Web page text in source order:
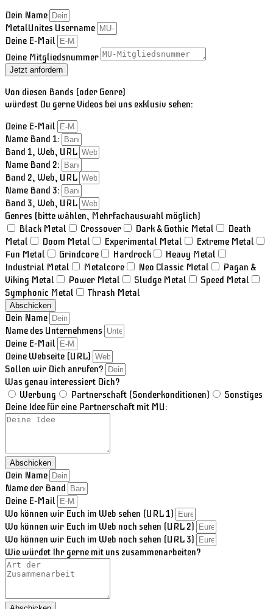
Dein Name
MetalUnites Username
Deine E-Mail
Deine Mitgliedsnummer
Jetzt anfordern
Von diesen Bands (oder Genre)
würdest Du gerne Videos bei uns exklusiv sehen:
Deine E-Mail
Name Band 1:
Band 1, Web, URL
Name Band 2:
Band 2, Web, URL
Name Band 3:
Band 3, Web, URL
Genres (bitte wählen, Mehrfachauswahl möglich)
Black Metal
Crossover Dark & Gothic Metal
Death
Metal
Doom Metal Experimental Metal
Extreme Metal
Fun Metal
Grindcore Hardrock
Heavy Metal
Industrial Metal
Metalcore Neo Classic Metal
Pagan &
Viking Metal
Power Metal Sludge Metal
Speed Metal
Symphonic Metal
Thrash Metal
Abschicken
Dein Name
Name des Unternehmens
Deine E-Mail
Deine Webseite (URL)
Sollen wir Dich anrufen?
Was genau interessiert Dich?
Werbung
Partnerschaft (Sonderkonditionen)
Sonstiges
Deine Idee für eine Partnerschaft mit MU:
Abschicken
Dein Name
Name der Band
Deine E-Mail
Wo können wir Euch im Web sehen (URL 1)
Wo können wir Euch im Web noch sehen (URL 2)
Wo können wir Euch im Web noch sehen (URL 3)
Wie würdet Ihr gerne mit uns zusammenarbeiten?